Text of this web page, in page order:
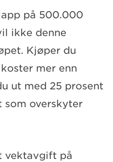
på 500.000
ikke denne
Kjøper du
mer enn
ut med 25 prosent
som overskyter
vektavgift på